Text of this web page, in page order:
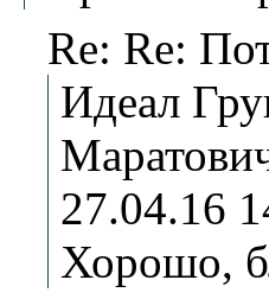
Re: Re:
Идеал
27.04.16
Хорошо,